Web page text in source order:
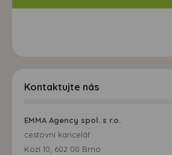
Kontaktujte nás
EMMA Agency spol. s r.o.
cestovní kancelář
Kozí 10, 602 00 Brno